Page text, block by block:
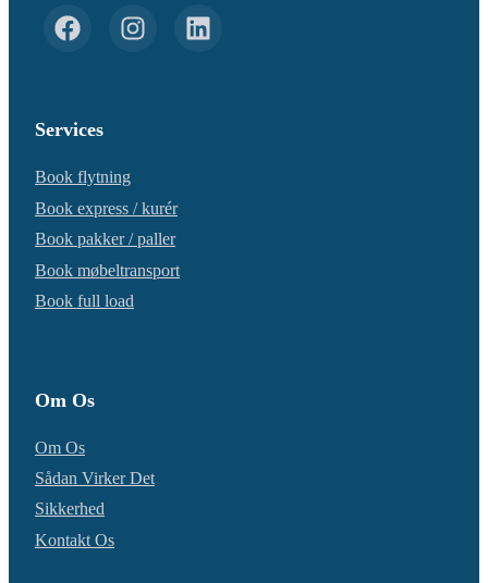
Services
Book flytning
Book express / kurér
Book pakker / paller
Book møbeltransport
Book full load
Om Os
Om Os
Sådan Virker Det
Sikkerhed
Kontakt Os